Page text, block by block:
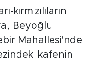
Beyoğlu
Mahallesi'nde
kafenin